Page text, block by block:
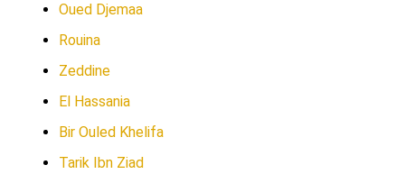
Oued Djemaa
Rouina
Zeddine
El Hassania
Bir Ouled Khelifa
Tarik Ibn Ziad